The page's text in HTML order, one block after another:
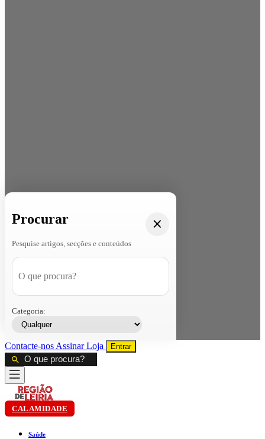
Procurar
Pesquise artigos, secções e conteúdos
Categoria:
Contacte-nos AssinarLoja Entrar
CALAMIDADE
Saúde